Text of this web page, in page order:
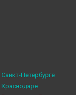
Санкт-Петербурге
Краснодаре